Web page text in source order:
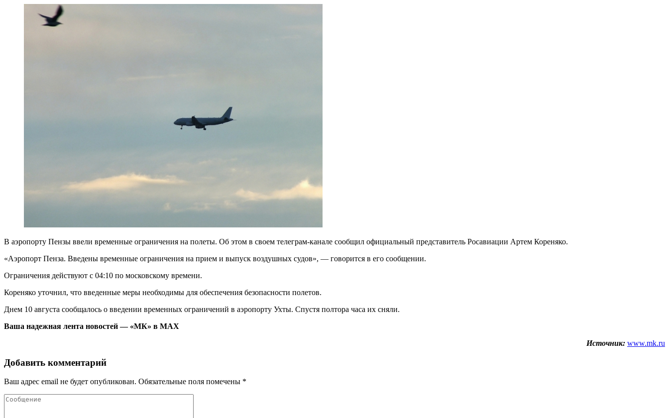
В аэропорту Пензы ввели временные ограничения на полеты. Об этом в своем телеграм-канале сообщил официальный представитель Росавиации Артем Кореняко.
«Аэропорт Пенза. Введены временные ограничения на прием и выпуск воздушных судов», — говорится в его сообщении.
Ограничения действуют с 04:10 по московскому времени.
Кореняко уточнил, что введенные меры необходимы для обеспечения безопасности полетов.
Днем 10 августа сообщалось о введении временных ограничений в аэропорту Ухты. Спустя полтора часа их сняли.
Ваша надежная лента новостей — «МК» в MAX
Источник: www.mk.ru
Добавить комментарий
Ваш адрес email не будет опубликован. Обязательные поля помечены *